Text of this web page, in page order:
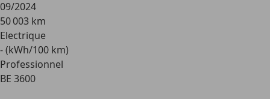
09/2024
50 003 km
Electrique
- (kWh/100 km)
Professionnel
BE 3600